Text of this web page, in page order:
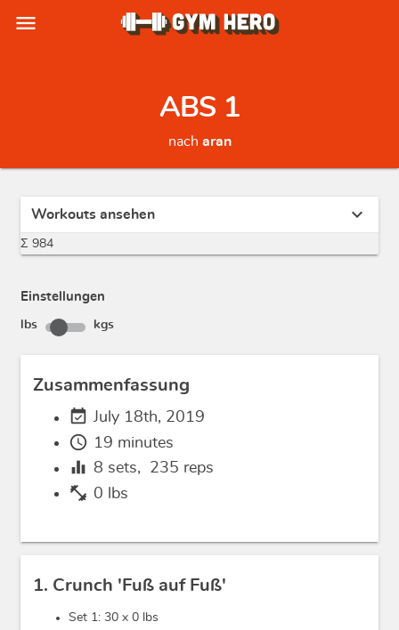
menu
ABS 1
nach aran
Workouts ansehen expand_more
Σ 984
Einstellungen
lbs kgs
Zusammenfassung
event_available July 18th, 2019
schedule 19 minutes
equalizer 8 sets, 235 reps
fitness_center 0 lbs
1. Crunch 'Fuß auf Fuß'
Set 1: 30 x 0 lbs